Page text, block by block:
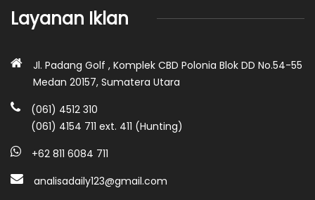
Layanan Iklan
Jl. Padang Golf , Komplek CBD Polonia Blok DD No.54-55
Medan 20157, Sumatera Utara
(061) 4512 310
(061) 4154 711 ext. 411 (Hunting)
+62 811 6084 711
analisadaily123@gmail.com